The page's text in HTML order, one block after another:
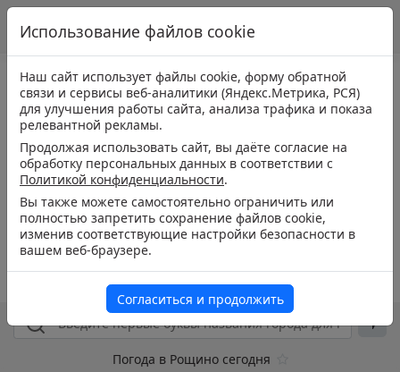
Погода в Рощино сегодня
Использование файлов cookie
Наш сайт использует файлы cookie, форму обратной
связи и сервисы веб-аналитики (Яндекс.Метрика, РСЯ)
для улучшения работы сайта, анализа трафика и показа
релевантной рекламы.
Продолжая использовать сайт, вы даёте согласие на
обработку персональных данных в соответствии с
Политикой конфиденциальности.
Вы также можете самостоятельно ограничить или
полностью запретить сохранение файлов cookie,
изменив соответствующие настройки безопасности в
вашем веб-браузере.
Согласиться и продолжить